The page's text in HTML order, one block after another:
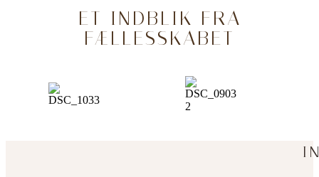
ET INDBLIK FRA
FÆLLESSKABET